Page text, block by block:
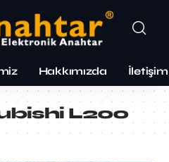
Hakkımızda İletişim
L200